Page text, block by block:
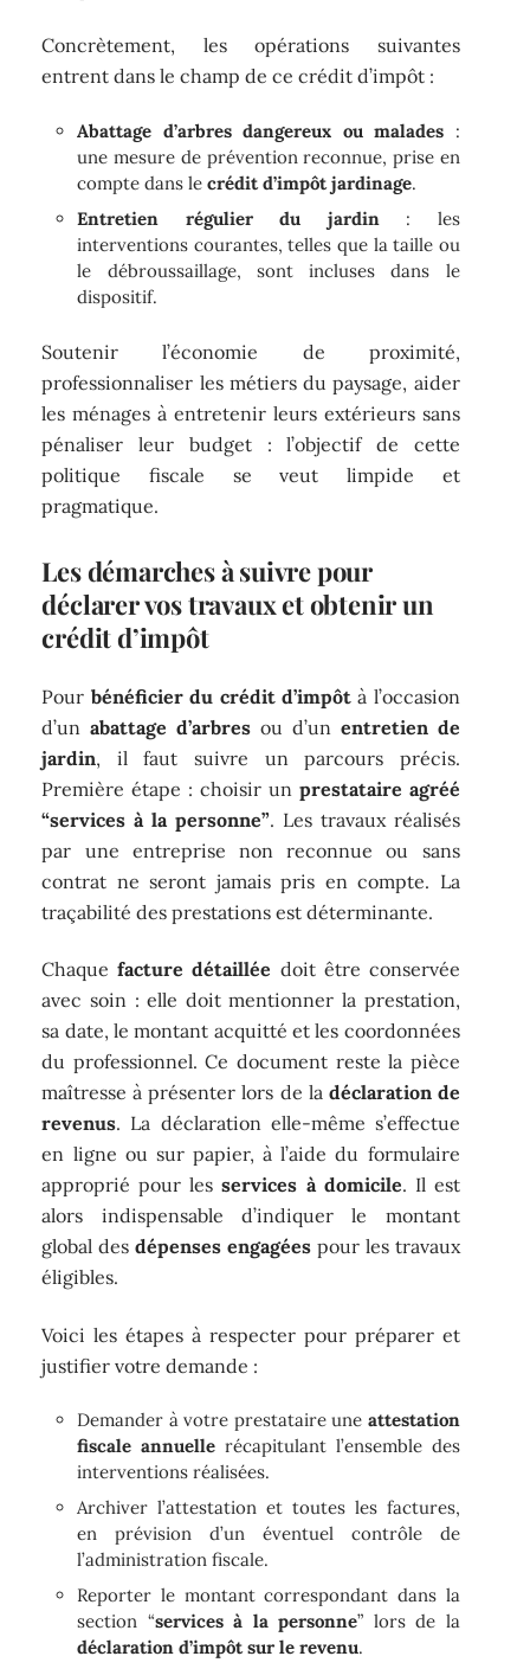
Concrètement, les opérations suivantes
entrent dans le champ de ce crédit d’impôt :
Abattage d’arbres dangereux ou malades :
une mesure de prévention reconnue, prise en
compte dans lecrédit d’impôt jardinage.
Entretien régulier du jardin: les
interventions courantes, telles que la taille ou
le débroussaillage, sont incluses dans le
dispositif.
Soutenir l’économie de proximité,
professionnaliser les métiers du paysage, aider
les ménages à entretenir leurs extérieurs sans
pénaliser leur budget : l’objectif de cette
politique fiscale se veut limpide et
pragmatique.
Les démarches à suivre pour
déclarer vos travaux et obtenir un
crédit d’impôt
Pour bénéficier du crédit d’impôtà l’occasion
d’unabattage d’arbres ou d’un entretien de
jardin, il faut suivre un parcours précis.
Première étape : choisir un prestataire agréé
“services à la personne”. Les travaux réalisés
par une entreprise non reconnue ou sans
contrat ne seront jamais pris en compte. La
traçabilité des prestations est déterminante.
Chaquefacture détaillée doit être conservée
avec soin : elle doit mentionner la prestation,
sa date, le montant acquitté et les coordonnées
du professionnel. Ce document reste la pièce
maîtresse à présenter lors de la déclaration de
revenus. La déclaration elle-même s’effectue
en ligne ou sur papier, à l’aide du formulaire
approprié pour lesservices à domicile. Il est
alors indispensable d’indiquer le montant
global desdépenses engagées pour les travaux
éligibles.
Voici les étapes à respecter pour préparer et
justifier votre demande :
Demander à votre prestataire une attestation
fiscale annuelle récapitulant l’ensemble des
interventions réalisées.
Archiver l’attestation et toutes les factures,
en prévision d’un éventuel contrôle de
l’administration fiscale.
Reporter le montant correspondant dans la
section “services à la personne” lors de la
déclaration d’impôt sur le revenu.